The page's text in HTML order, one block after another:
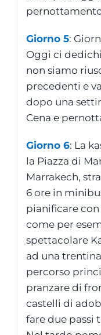
Giorno 5:
Oggi ci
non siamo
precedenti e
dopo una
Cena e
Giorno 6: La
la Piazza di
Marrakech,
6 ore in
pianificare
come per
spettacolare
ad una
percorso
pranzare di
castelli di
fare due passi